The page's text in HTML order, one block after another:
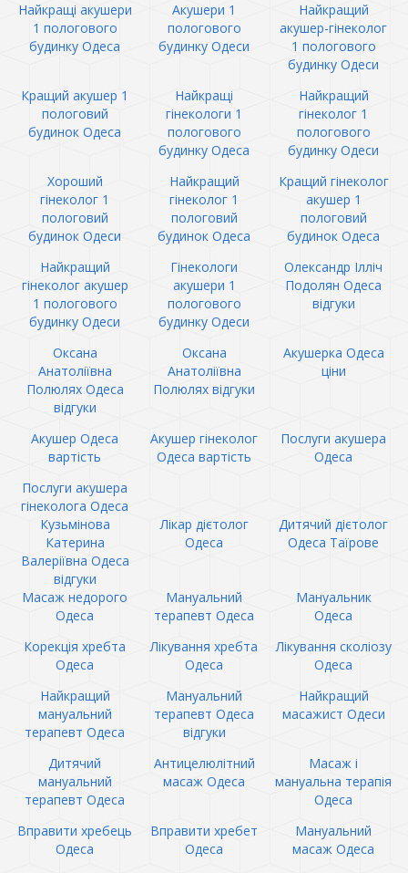
Найкращі акушери
1 пологового
будинку Одеса
Акушери 1
пологового
будинку Одеси
Найкращий
акушер-гінеколог
1 пологового
будинку Одеси
Кращий акушер 1
пологовий
будинок Одеса
Найкращі
гінекологи 1
пологового
будинку Одеса
Найкращий
гінеколог 1
пологового
будинку Одеси
Хороший
гінеколог 1
пологовий
будинок Одеси
Найкращий
гінеколог 1
пологовий
будинок Одеса
Кращий гінеколог
акушер 1
пологовий
будинок Одеса
Найкращий
гінеколог акушер
1 пологового
будинку Одеси
Гінекологи
акушери 1
пологового
будинку Одеси
Олександр Ілліч
Подолян Одеса
відгуки
Оксана
Анатоліївна
Полюлях Одеса
відгуки
Оксана
Анатоліївна
Полюлях відгуки
Акушерка Одеса
ціни
Акушер Одеса
вартість
Акушер гінеколог
Одеса вартість
Послуги акушера
Одеса
Послуги акушера
гінеколога Одеса
Кузьмінова
Катерина
Валеріївна Одеса
відгуки
Лікар дієтолог
Одеса
Дитячий дієтолог
Одеса Таїрове
Масаж недорого
Одеса
Мануальний
терапевт Одеса
Мануальник
Одеса
Корекція хребта
Одеса
Лікування хребта
Одеса
Лікування сколіозу
Одеса
Найкращий
мануальний
терапевт Одеса
Мануальний
терапевт Одеса
відгуки
Найкращий
масажист Одеси
Дитячий
мануальний
терапевт Одеса
Антицелюлітний
масаж Одеса
Масаж і
мануальна терапія
Одеса
Вправити хребець
Одеса
Вправити хребет
Одеса
Мануальний
масаж Одеса